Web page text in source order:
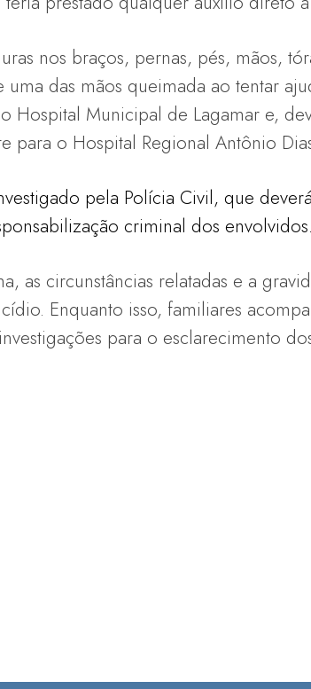
nos braços, pernas, pés, mãos,
das mãos queimada ao tentar
Hospital Municipal de Lagamar e,
para o Hospital Regional Antônio
pela Polícia Civil, que
criminal dos envolvidos.
as circunstâncias relatadas e a
Enquanto isso, familiares
para o esclarecimento